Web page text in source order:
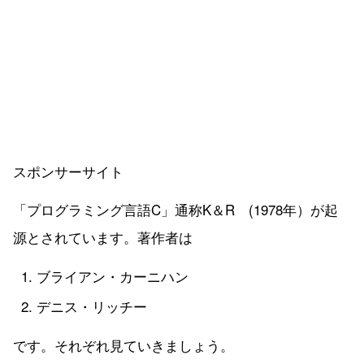
スポンサーサイト
「プログラミング言語C」通称K＆R (1978年）が起
源とされています。著作者は
ブライアン・カーニハン
デニス・リッチー
です。それぞれ見ていきましょう。